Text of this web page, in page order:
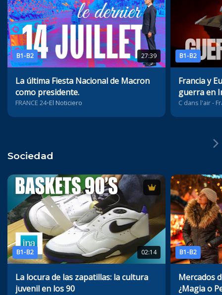
B1-B2 27:39
La última Fiesta Nacional de Macron
como presidente.
FRANCE 24•El Noticiero
B1-B2
Francia y
guerra en
C dans l'air -
Sociedad
B1-B2 02:14
La locura de las zapatillas: la cultura
juvenil en los 90
B1-B2
Mercados
¿Magia o